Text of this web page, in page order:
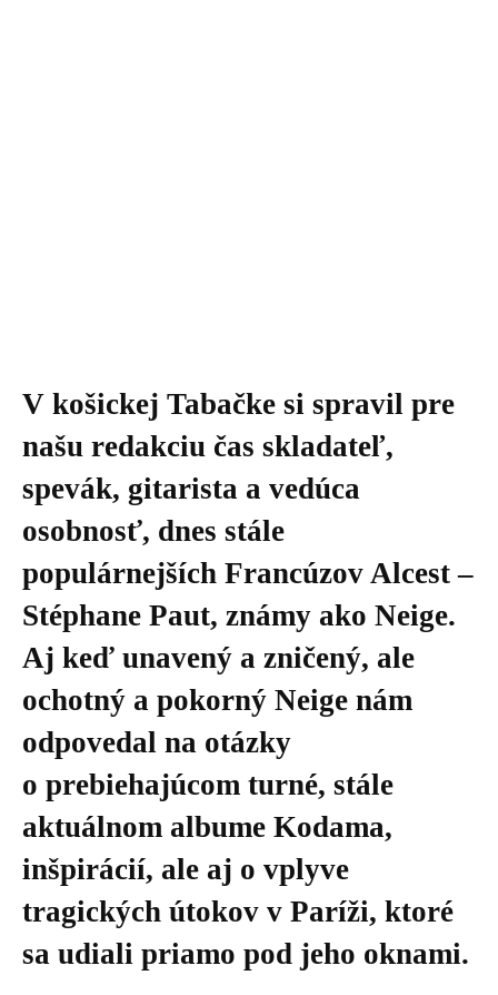
V košickej Tabačke si spravil pre
našu redakciu čas skladateľ,
spevák, gitarista a vedúca
osobnosť, dnes stále
populárnejších Francúzov Alcest –
Stéphane Paut, známy ako Neige.
Aj keď unavený a zničený, ale
ochotný a pokorný Neige nám
odpovedal na otázky
o prebiehajúcom turné, stále
aktuálnom albume Kodama,
inšpirácií, ale aj o vplyve
tragických útokov v Paríži, ktoré
sa udiali priamo pod jeho oknami.